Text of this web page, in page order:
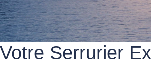
Votre Serrurier